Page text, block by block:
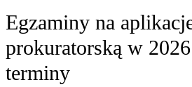
Egzaminy na
prokuratorską w
terminy